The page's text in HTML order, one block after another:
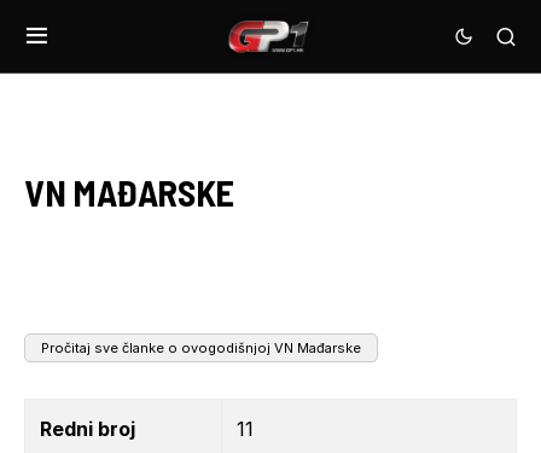
VN MAĐARSKE
Pročitaj sve članke o ovogodišnjoj VN Mađarske
Redni broj 11